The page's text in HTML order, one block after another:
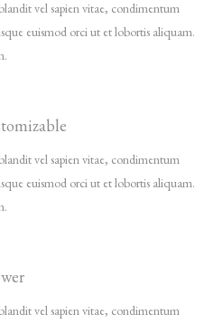
vel sapien vitae, condimentum
euismod orci ut et lobortis aliquam.
vel sapien vitae, condimentum
euismod orci ut et lobortis aliquam.
vel sapien vitae, condimentum